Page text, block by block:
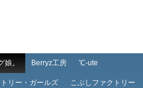
娘。 Berryz工房 ℃-ute
リー・ガールズ こぶしファクトリー